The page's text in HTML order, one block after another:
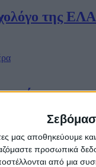
μας αποθηκεύουμε
προσωπικά
από μια
της
χέρια του